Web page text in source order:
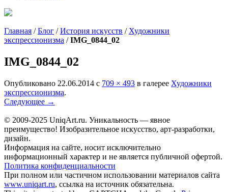
Главная /Блог /История искусств / Художники
экспрессионизма /IMG_0844_02
IMG_0844_02
Опубликовано 22.06.2014 с 709 × 493 в галерее Художники
экспрессионизма.
Следующее →
© 2009-2025 UniqАrt.ru. Уникальность — явное
преимущество! Изобразительное искусство, арт-разработки,
дизайн.
Информация на сайте, носит исключительно
информационный характер и не является публичной офертой.
Политика конфиденциальности
При полном или частичном использовании материалов сайта
www.uniqart.ru, ссылка на источник обязательна.